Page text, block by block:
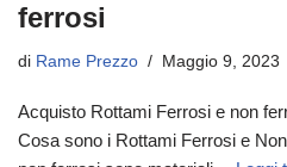
ferrosi
di Rame Prezzo Maggio 9, 2023
Acquisto Rottami Ferrosi e non
Cosa sono i Rottami Ferrosi e